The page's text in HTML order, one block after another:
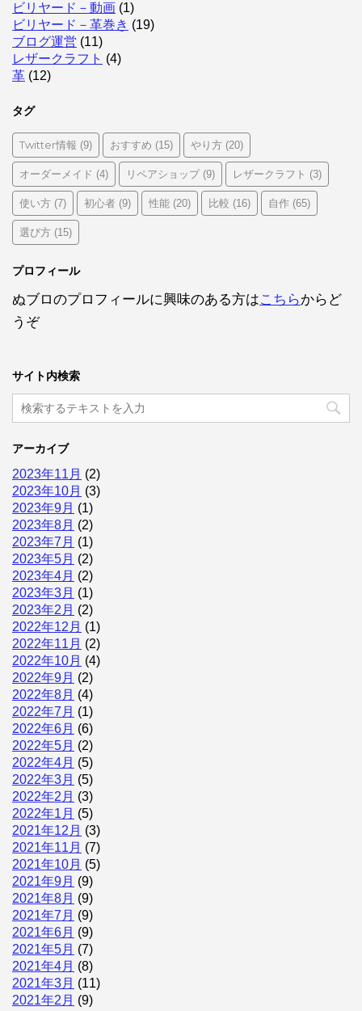
ビリヤード－動画 (1)
ビリヤード－革巻き (19)
ブログ運営 (11)
レザークラフト (4)
革 (12)
タグ
Twitter情報 (9) おすすめ (15) やり方 (20)
オーダーメイド (4) リペアショップ(9) レザークラフト (3)
使い方 (7) 初心者 (9) 性能 (20) 比較 (16) 自作 (65)
選び方 (15)
プロフィール
ぬブロのプロフィールに興味のある方はこちらからど
うぞ
サイト内検索
アーカイブ
2023年11月 (2)
2023年10月 (3)
2023年9月 (1)
2023年8月 (2)
2023年7月 (1)
2023年5月 (2)
2023年4月 (2)
2023年3月 (1)
2023年2月 (2)
2022年12月 (1)
2022年11月 (2)
2022年10月 (4)
2022年9月 (2)
2022年8月 (4)
2022年7月 (1)
2022年6月 (6)
2022年5月 (2)
2022年4月 (5)
2022年3月 (5)
2022年2月 (3)
2022年1月 (5)
2021年12月 (3)
2021年11月 (7)
2021年10月 (5)
2021年9月 (9)
2021年8月 (9)
2021年7月 (9)
2021年6月 (9)
2021年5月 (7)
2021年4月 (8)
2021年3月 (11)
2021年2月 (9)